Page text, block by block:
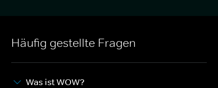
Häufig gestellte Fragen
Was ist WOW?